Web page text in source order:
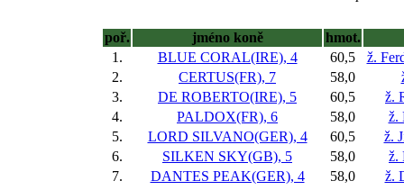
poř. jméno koně
hmot.
1.
BLUE CORAL(IRE), 4 60,5
ž.
2.
CERTUS(FR), 7 58,0
3.
DE ROBERTO(IRE), 5 60,5
ž.
4.
PALDOX(FR), 6 58,0
ž.
5.
LORD SILVANO(GER), 4 60,5
ž.
6.
SILKEN SKY(GB), 5 58,0
ž.
7.
DANTES PEAK(GER), 4 58,0
ž.